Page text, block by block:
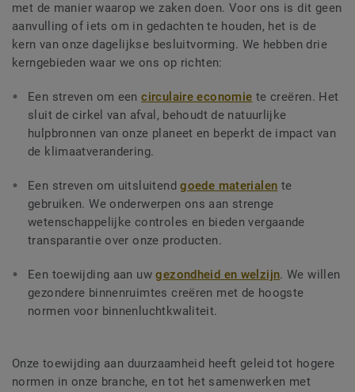
met de manier waarop we zaken doen. Voor ons is dit geen
aanvulling of iets om in gedachten te houden, het is de
kern van onze dagelijkse besluitvorming. We hebben drie
kerngebieden waar we ons op richten:
Een streven om eencirculaire economie te creëren. Het
sluit de cirkel van afval, behoudt de natuurlijke
hulpbronnen van onze planeet en beperkt de impact van
de klimaatverandering.
Een streven om uitsluitendgoede materialen te
gebruiken. We onderwerpen ons aan strenge
wetenschappelijke controles en bieden vergaande
transparantie over onze producten.
Een toewijding aan uwgezondheid en welzijn. We willen
gezondere binnenruimtes creëren met de hoogste
normen voor binnenluchtkwaliteit.
Onze toewijding aan duurzaamheid heeft geleid tot hogere
normen in onze branche, en tot het samenwerken met